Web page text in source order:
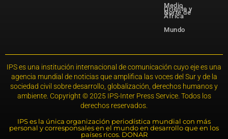
Medio
Oriente y
Norte de
África
Mundo
IPS es una institución internacional de comunicación cuyo eje es una
agencia mundial de noticias que amplifica las voces del Sur y de la
sociedad civil sobre desarrollo, globalización, derechos humanos y
ambiente. Copyright © 2025 IPS-Inter Press Service. Todos los
derechos reservados.
IPS es la única organización periodística mundial con más
personal y corresponsales en el mundo en desarrollo que en los
países ricos. DONAR